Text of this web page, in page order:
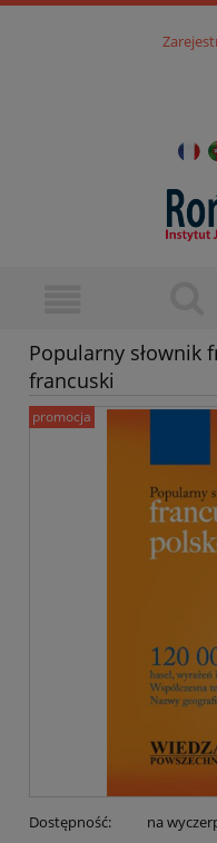
Popularny słownik
francuski
promocja
Dostępność: na